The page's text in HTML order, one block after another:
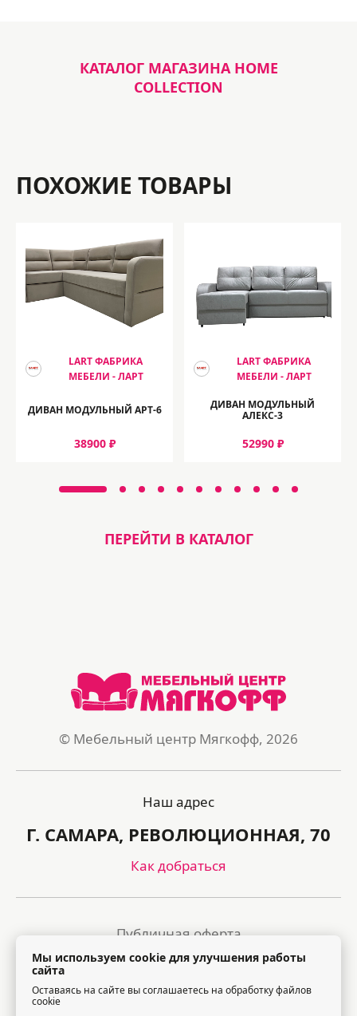
КАТАЛОГ МАГАЗИНА HOME
COLLECTION
ПОХОЖИЕ ТОВАРЫ
LART ФАБРИКА
МЕБЕЛИ - ЛАРТ
ДИВАН МОДУЛЬНЫЙ АРТ-6
38900 ₽
LART ФАБРИКА
МЕБЕЛИ - ЛАРТ
ДИВАН МОДУЛЬНЫЙ
АЛЕКС-3
52990 ₽
ПЕРЕЙТИ В КАТАЛОГ
© Мебельный центр Мягкофф, 2026
Наш адрес
Г. САМАРА, РЕВОЛЮЦИОННАЯ, 70
Как добраться
Публичная оферта
Политика обработки персональных данных
Правила посещения торгового центра
Мы используем cookie для улучшения работы
сайта
Оставаясь на сайте вы соглашаетесь на обработку файлов
cookie